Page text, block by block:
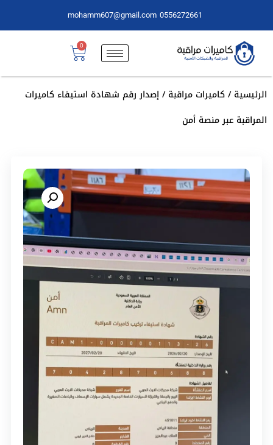
0556272661
mohamm607@gmail.com
0
الرئيسية/كاميرات مراقبة/ إصدار رقم شهادة استيفاء كاميرات
المراقبة عبر منصة أمن